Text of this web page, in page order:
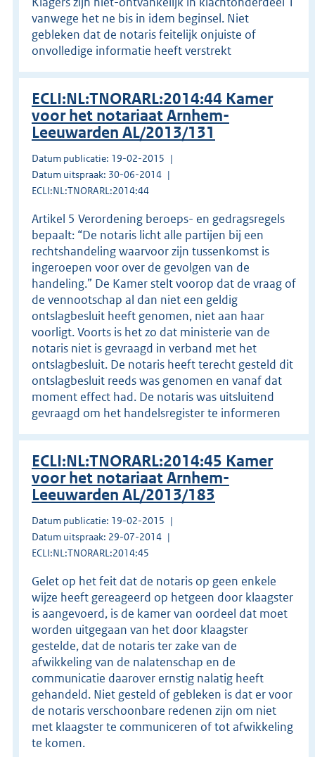
vanwege het ne bis in idem beginsel. Niet
gebleken dat de notaris feitelijk onjuiste of
onvolledige informatie heeft verstrekt
ECLI:NL:TNORARL:2014:44 Kamer
voor het notariaat Arnhem-
Leeuwarden AL/2013/131
Datum publicatie: 19-02-2015
Datum uitspraak: 30-06-2014
ECLI:NL:TNORARL:2014:44
Artikel 5 Verordening beroeps- en gedragsregels
bepaalt: “De notaris licht alle partijen bij een
rechtshandeling waarvoor zijn tussenkomst is
ingeroepen voor over de gevolgen van de
handeling.” De Kamer stelt voorop dat de vraag of
de vennootschap al dan niet een geldig
ontslagbesluit heeft genomen, niet aan haar
voorligt. Voorts is het zo dat ministerie van de
notaris niet is gevraagd in verband met het
ontslagbesluit. De notaris heeft terecht gesteld dit
ontslagbesluit reeds was genomen en vanaf dat
moment effect had. De notaris was uitsluitend
gevraagd om het handelsregister te informeren
ECLI:NL:TNORARL:2014:45 Kamer
voor het notariaat Arnhem-
Leeuwarden AL/2013/183
Datum publicatie: 19-02-2015
Datum uitspraak: 29-07-2014
ECLI:NL:TNORARL:2014:45
Gelet op het feit dat de notaris op geen enkele
wijze heeft gereageerd op hetgeen door klaagster
is aangevoerd, is de kamer van oordeel dat moet
worden uitgegaan van het door klaagster
gestelde, dat de notaris ter zake van de
afwikkeling van de nalatenschap en de
communicatie daarover ernstig nalatig heeft
gehandeld. Niet gesteld of gebleken is dat er voor
de notaris verschoonbare redenen zijn om niet
met klaagster te communiceren of tot afwikkeling
te komen.